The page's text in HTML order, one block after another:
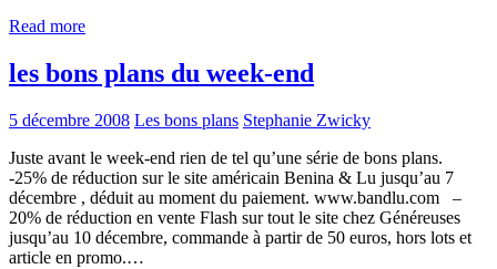
Read more
les bons plans du week-end
5 décembre 2008 Les bons plans Stephanie Zwicky
Juste avant le week-end rien de tel qu’une série de bons plans.
-25% de réduction sur le site américain Benina & Lu jusqu’au 7
décembre , déduit au moment du paiement. www.bandlu.com –
20% de réduction en vente Flash sur tout le site chez Généreuses
jusqu’au 10 décembre, commande à partir de 50 euros, hors lots et
article en promo.…